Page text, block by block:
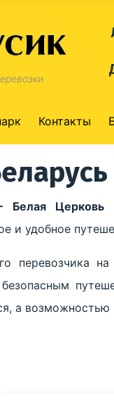
Контакты
Белая Церковь
и удобное
перевозчика
а